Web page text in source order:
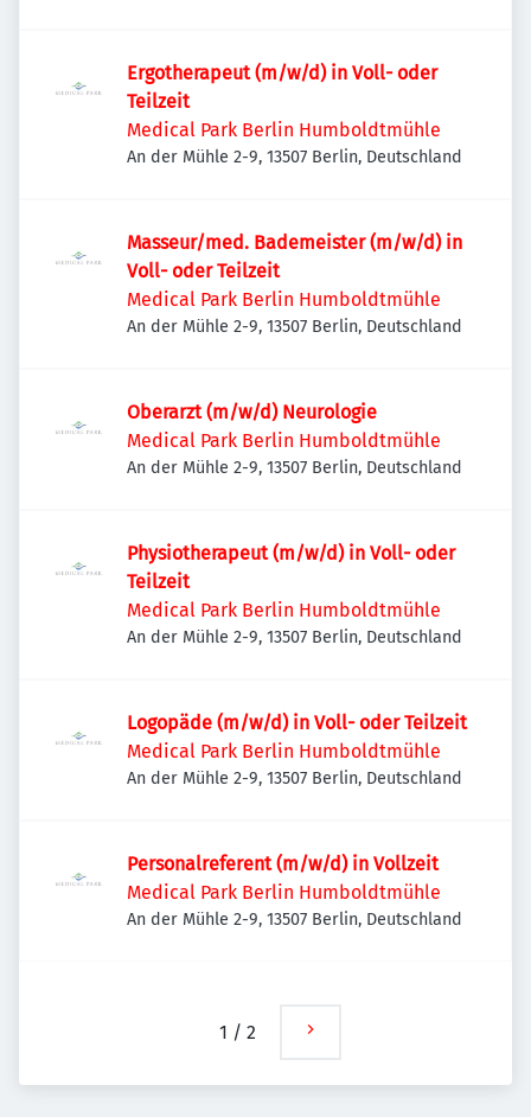
Ergotherapeut (m/w/d) in Voll- oder
Teilzeit
Medical Park Berlin Humboldtmühle
An der Mühle 2-9, 13507 Berlin, Deutschland
Masseur/med. Bademeister (m/w/d) in
Voll- oder Teilzeit
Medical Park Berlin Humboldtmühle
An der Mühle 2-9, 13507 Berlin, Deutschland
Oberarzt (m/w/d) Neurologie
Medical Park Berlin Humboldtmühle
An der Mühle 2-9, 13507 Berlin, Deutschland
Physiotherapeut (m/w/d) in Voll- oder
Teilzeit
Medical Park Berlin Humboldtmühle
An der Mühle 2-9, 13507 Berlin, Deutschland
Logopäde (m/w/d) in Voll- oder Teilzeit
Medical Park Berlin Humboldtmühle
An der Mühle 2-9, 13507 Berlin, Deutschland
Personalreferent (m/w/d) in Vollzeit
Medical Park Berlin Humboldtmühle
An der Mühle 2-9, 13507 Berlin, Deutschland
1 / 2